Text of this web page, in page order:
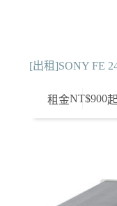
[出租]SONY FE
租金NT$900